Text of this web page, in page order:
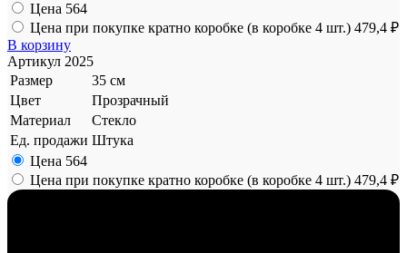
Цена 564
Цена при покупке кратно коробке (в коробке 4 шт.) 479,4 ₽
В корзину
Артикул 2025
Размер
35 см
Цвет
Прозрачный
Материал
Стекло
Ед. продажи Штука
Цена 564
Цена при покупке кратно коробке (в коробке 4 шт.) 479,4 ₽